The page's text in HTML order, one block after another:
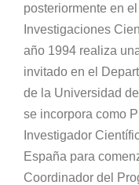
posteriormente en
Investigaciones
año 1994 realiza
invitado en el
de la Universidad
se incorpora como
Investigador
España para
Coordinador del